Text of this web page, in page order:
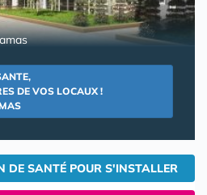
DE VOS LOCAUX !
DE SANTÉ POUR S'INSTALLER